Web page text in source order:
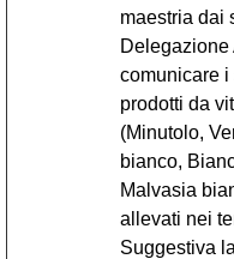
maestria dai
Delegazione
comunicare
prodotti da
(Minutolo,
bianco,
Malvasia
allevati nei
Suggestiva